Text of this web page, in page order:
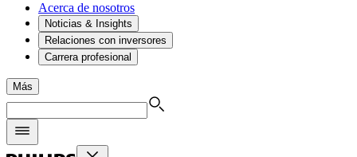
Acerca de nosotros
Noticias & Insights
Relaciones con inversores
Carrera profesional
Más